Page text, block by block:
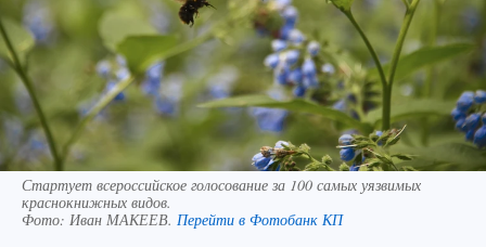
Стартует всероссийское голосование за 100 самых уязвимых
краснокнижных видов.
Фото: Иван МАКЕЕВ. Перейти в Фотобанк КП